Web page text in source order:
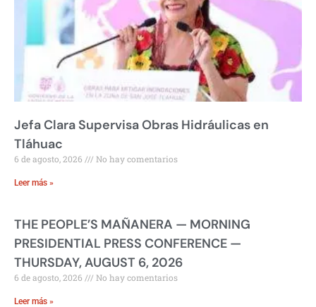
Jefa Clara Supervisa Obras Hidráulicas en
Tláhuac
6 de agosto, 2026 No hay comentarios
Leer más »
THE PEOPLE’S MAÑANERA — MORNING
PRESIDENTIAL PRESS CONFERENCE —
THURSDAY, AUGUST 6, 2026
6 de agosto, 2026 No hay comentarios
Leer más »